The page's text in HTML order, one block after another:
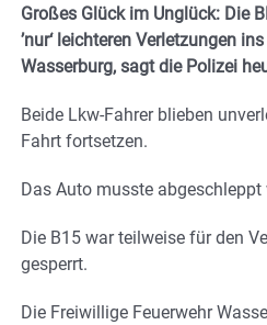
Großes Glück im Unglück: Die
’nur‘ leichteren Verletzungen
Wasserburg, sagt die Polizei
Beide Lkw-Fahrer blieben
Fahrt fortsetzen.
Das Auto musste abgeschleppt
Die B15 war teilweise für den
gesperrt.
Die Freiwillige Feuerwehr